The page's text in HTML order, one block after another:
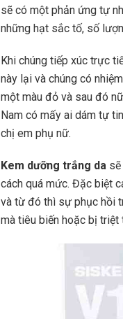
sẽ có một phản ứng tự
những hạt sắc tố, số
Khi chúng tiếp xúc trực
này lại và chúng có
một màu đỏ và sau đó
Nam có mấy ai dám tự
chị em phụ nữ.
Kem dưỡng trắng da
cách quá mức. Đặc biệt
và từ đó thì sự phục hồi
mà tiêu biến hoặc bị triệt